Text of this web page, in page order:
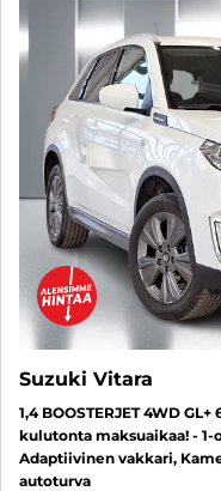
Suzuki Vitara
1,4 BOOSTERJET 4WD
kulutonta maksuaikaa! -
Adaptiivinen vakkari,
autoturva